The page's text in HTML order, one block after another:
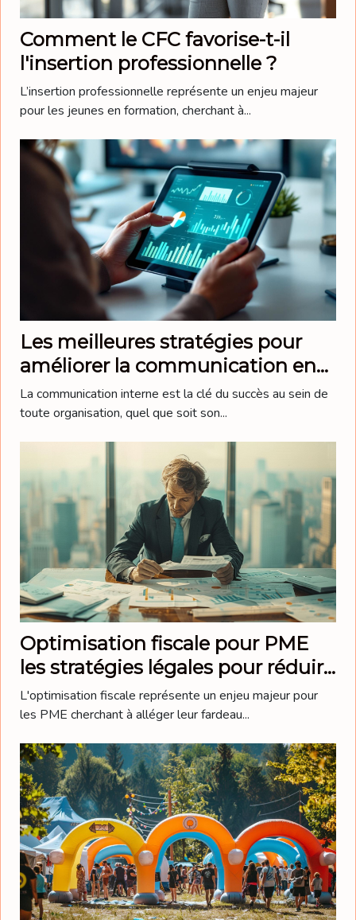
Comment le CFC favorise-t-il
l'insertion professionnelle ?
L’insertion professionnelle représente un enjeu majeur
pour les jeunes en formation, cherchant à...
Les meilleures stratégies pour
améliorer la communication en
entreprise
La communication interne est la clé du succès au sein de
toute organisation, quel que soit son...
Optimisation fiscale pour PME
les stratégies légales pour réduire
les charges en 2023
L'optimisation fiscale représente un enjeu majeur pour
les PME cherchant à alléger leur fardeau...